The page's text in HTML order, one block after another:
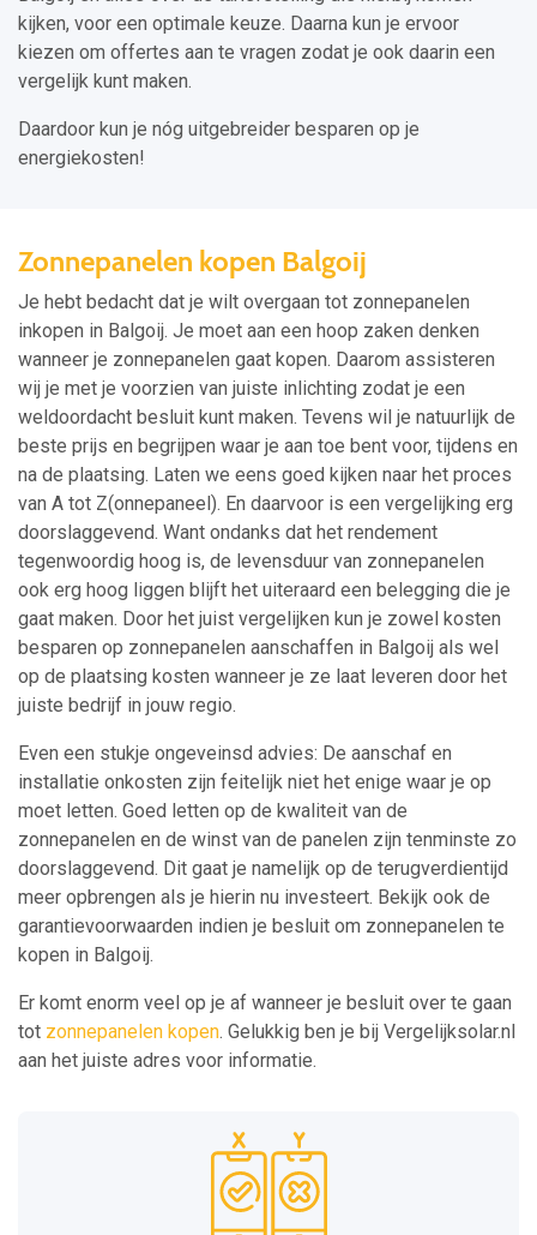
kijken, voor een optimale keuze. Daarna kun je ervoor
kiezen om offertes aan te vragen zodat je ook daarin een
vergelijk kunt maken.
Daardoor kun je nóg uitgebreider besparen op je
energiekosten!
Zonnepanelen kopen Balgoij
Je hebt bedacht dat je wilt overgaan tot zonnepanelen
inkopen in Balgoij. Je moet aan een hoop zaken denken
wanneer je zonnepanelen gaat kopen. Daarom assisteren
wij je met je voorzien van juiste inlichting zodat je een
weldoordacht besluit kunt maken. Tevens wil je natuurlijk de
beste prijs en begrijpen waar je aan toe bent voor, tijdens en
na de plaatsing. Laten we eens goed kijken naar het proces
van A tot Z(onnepaneel). En daarvoor is een vergelijking erg
doorslaggevend. Want ondanks dat het rendement
tegenwoordig hoog is, de levensduur van zonnepanelen
ook erg hoog liggen blijft het uiteraard een belegging die je
gaat maken. Door het juist vergelijken kun je zowel kosten
besparen op zonnepanelen aanschaffen in Balgoij als wel
op de plaatsing kosten wanneer je ze laat leveren door het
juiste bedrijf in jouw regio.
Even een stukje ongeveinsd advies: De aanschaf en
installatie onkosten zijn feitelijk niet het enige waar je op
moet letten. Goed letten op de kwaliteit van de
zonnepanelen en de winst van de panelen zijn tenminste zo
doorslaggevend. Dit gaat je namelijk op de terugverdientijd
meer opbrengen als je hierin nu investeert. Bekijk ook de
garantievoorwaarden indien je besluit om zonnepanelen te
kopen in Balgoij.
Er komt enorm veel op je af wanneer je besluit over te gaan
tot zonnepanelen kopen. Gelukkig ben je bij Vergelijksolar.nl
aan het juiste adres voor informatie.